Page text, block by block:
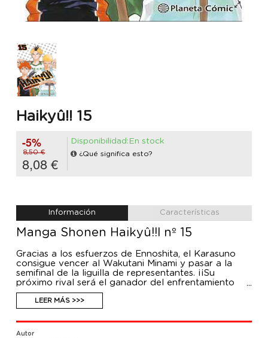
Haikyû!! 15
-5%
8,50 €
8,08 €
Disponibilidad:En stock
¿Qué significa esto?
Información Características
Manga Shonen Haikyû!!l nº 15
Gracias a los esfuerzos de Ennoshita, el Karasuno
consigue vencer al Wakutani Minami y pasar a la
semifinal de la liguilla de representantes. ¡¡Su
próximo rival será el ganador del enfrentamiento
entre el Aoba Jôsai y el Date Industrial!! Ni el Seijô,
capitaneado por Oikawa, el mejor colocador de la
prefectura, ni el Date Industrial y su nueva fortaleza
inexpugnable darán ni un paso atrás, pero ¿¡quién
saldrá victorioso de este cara a cara!?
LEER MÁS >>>
Autor